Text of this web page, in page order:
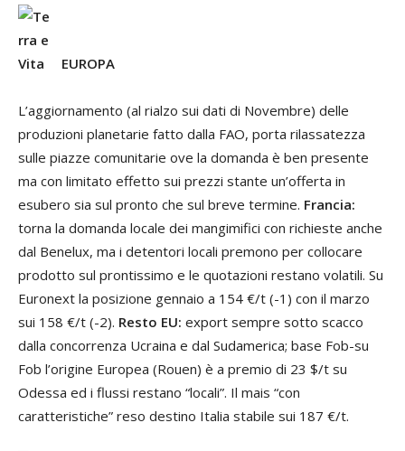
EUROPA
L’aggiornamento (al rialzo sui dati di Novembre) delle
produzioni planetarie fatto dalla FAO, porta rilassatezza
sulle piazze comunitarie ove la domanda è ben presente
ma con limitato effetto sui prezzi stante un’offerta in
esubero sia sul pronto che sul breve termine. Francia:
torna la domanda locale dei mangimifici con richieste anche
dal Benelux, ma i detentori locali premono per collocare
prodotto sul prontissimo e le quotazioni restano volatili. Su
Euronext la posizione gennaio a 154 €/t (-1) con il marzo
sui 158 €/t (-2). Resto EU: export sempre sotto scacco
dalla concorrenza Ucraina e dal Sudamerica; base Fob-su
Fob l’origine Europea (Rouen) è a premio di 23 $/t su
Odessa ed i flussi restano “locali”. Il mais “con
caratteristiche” reso destino Italia stabile sui 187 €/t.